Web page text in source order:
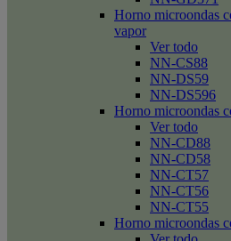
Horno microondas
vapor
Ver todo
NN-CS88
NN-DS59
NN-DS596
Horno microondas
Ver todo
NN-CD88
NN-CD58
NN-CT57
NN-CT56
NN-CT55
Horno microondas